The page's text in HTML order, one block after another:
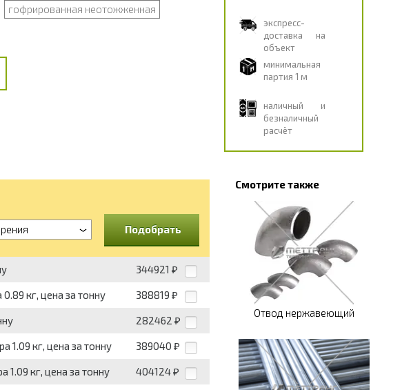
гофрированная неотожженная
экспресс-
доставка на
объект
минимальная
партия 1 м
наличный и
безналичный
расчёт
Подобрать
344921 ₽
кг, цена за тонну 388819 ₽
282462 ₽
1.09 кг, цена за тонну 389040 ₽
1.09 кг, цена за тонну 404124 ₽
Смотрите также
Отвод нержавеющий